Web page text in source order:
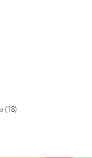
(18)